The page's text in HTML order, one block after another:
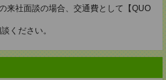
来社面談の場合、交通費として【QUO
ください。